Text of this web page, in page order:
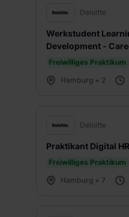
Deloitte
Werkstudent
Development -
Development (m/
Freiwilliges Praktikum
Hamburg + 2
Deloitte
Praktikant Digital
Freiwilliges Praktikum
Hamburg + 7